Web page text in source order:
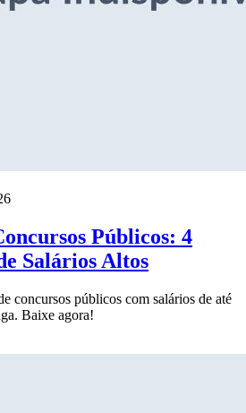
Públicos: 4
Salários Altos
concursos públicos com salários de até
Baixe agora!